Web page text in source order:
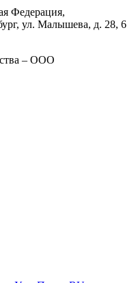
Федерация,
, ул. Малышева, д. 28, 6
– ООО